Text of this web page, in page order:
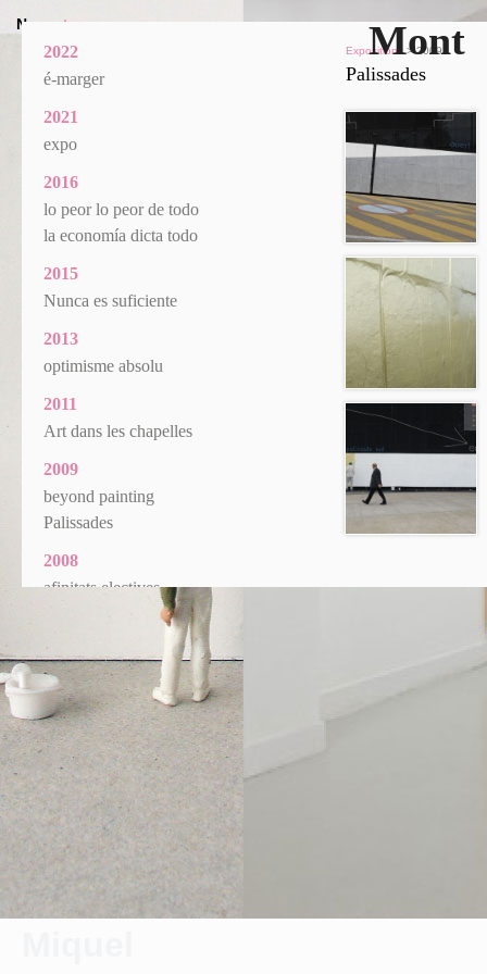
Mont
News +
2022
é-marger
2021
expo
2016
lo peor lo peor de todo
la economía dicta todo
2015
Nunca es suficiente
2013
optimisme absolu
2011
Art dans les chapelles
2009
beyond painting
Palissades
2008
afinitats electives
La même chose mais autrement
le Crestet Centre d’Art
Expositions> 2009
Palissades